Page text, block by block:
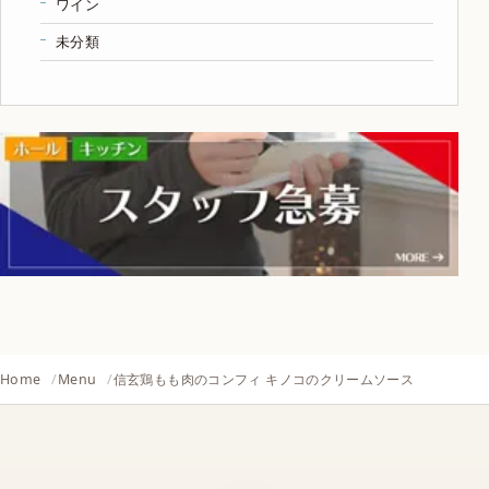
ワイン
未分類
Home Menu 信玄鶏もも肉のコンフィ キノコのクリームソース